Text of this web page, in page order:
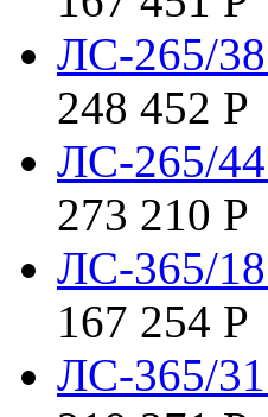
ЛС-265/
248 452 Р
ЛС-265/
273 210 Р
ЛС-365/
167 254 Р
ЛС-365/